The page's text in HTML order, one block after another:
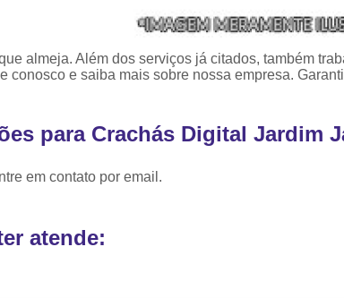
Ribbon
almeja. Além dos serviços já citados, também
conosco e saiba mais sobre nossa empresa.
para Crachás Digital Jardim
em contato por email.
atende: